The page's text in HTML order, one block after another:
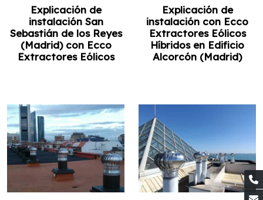
Explicación de
instalación San
Sebastián de los Reyes
(Madrid) con Ecco
Extractores Eólicos
Explicación de
instalación con Ecco
Extractores Eólicos
Híbridos en Edificio
Alcorcón (Madrid)